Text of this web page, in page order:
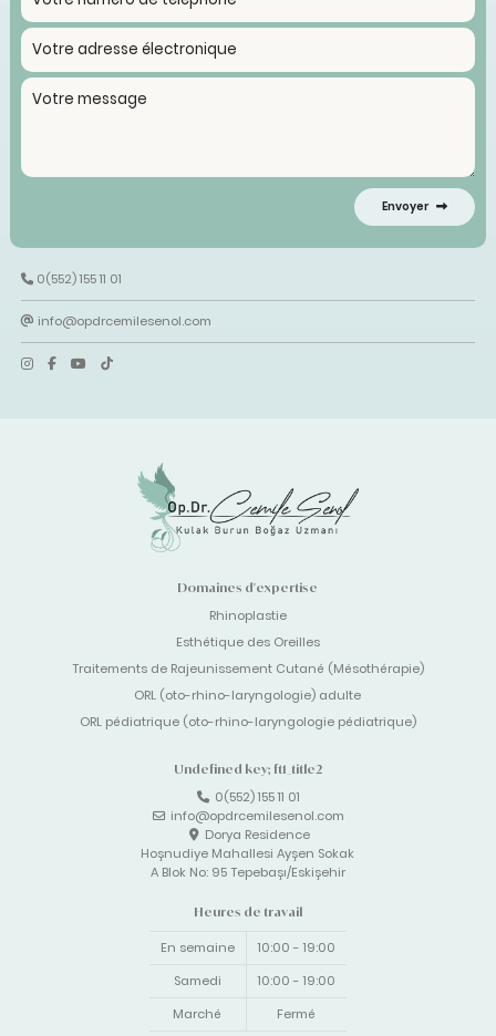
Envoyer
0(552) 155 11 01
info@opdrcemilesenol.com
Domaines d'expertise
Rhinoplastie
Esthétique des Oreilles
Traitements de Rajeunissement Cutané (Mésothérapie)
ORL (oto-rhino-laryngologie) adulte
ORL pédiatrique (oto-rhino-laryngologie pédiatrique)
Undefined key; ft1_title2
0(552) 155 11 01
info@opdrcemilesenol.com
Dorya Residence
Hoşnudiye Mahallesi Ayşen Sokak
A Blok No: 95 Tepebaşı/Eskişehir
Heures de travail
En semaine
10:00 - 19:00
Samedi
10:00 - 19:00
Marché
Fermé